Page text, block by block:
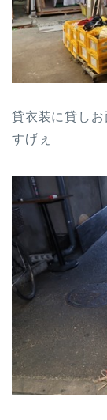
貸衣装に貸し
すげぇ